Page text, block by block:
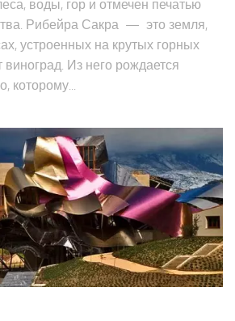
воды, гор и отмечен печатью
Рибейра Сакра — это земля,
устроенных на крутых горных
виноград. Из него рождается
которому...